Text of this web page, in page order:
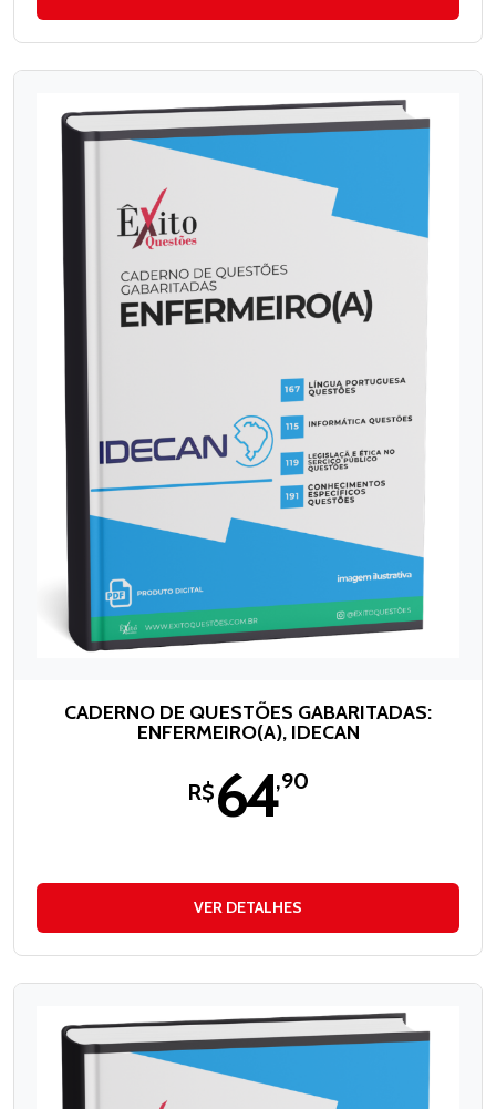
CADERNO DE QUESTÕES GABARITADAS:
ENFERMEIRO(A), IDECAN
R$64,90
VER DETALHES